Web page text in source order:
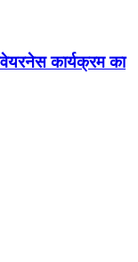
कार्यक्रम का